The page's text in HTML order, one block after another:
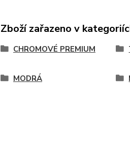
Zboží zařazeno v
CHROMOVÉ PREMIUM
MODRÁ